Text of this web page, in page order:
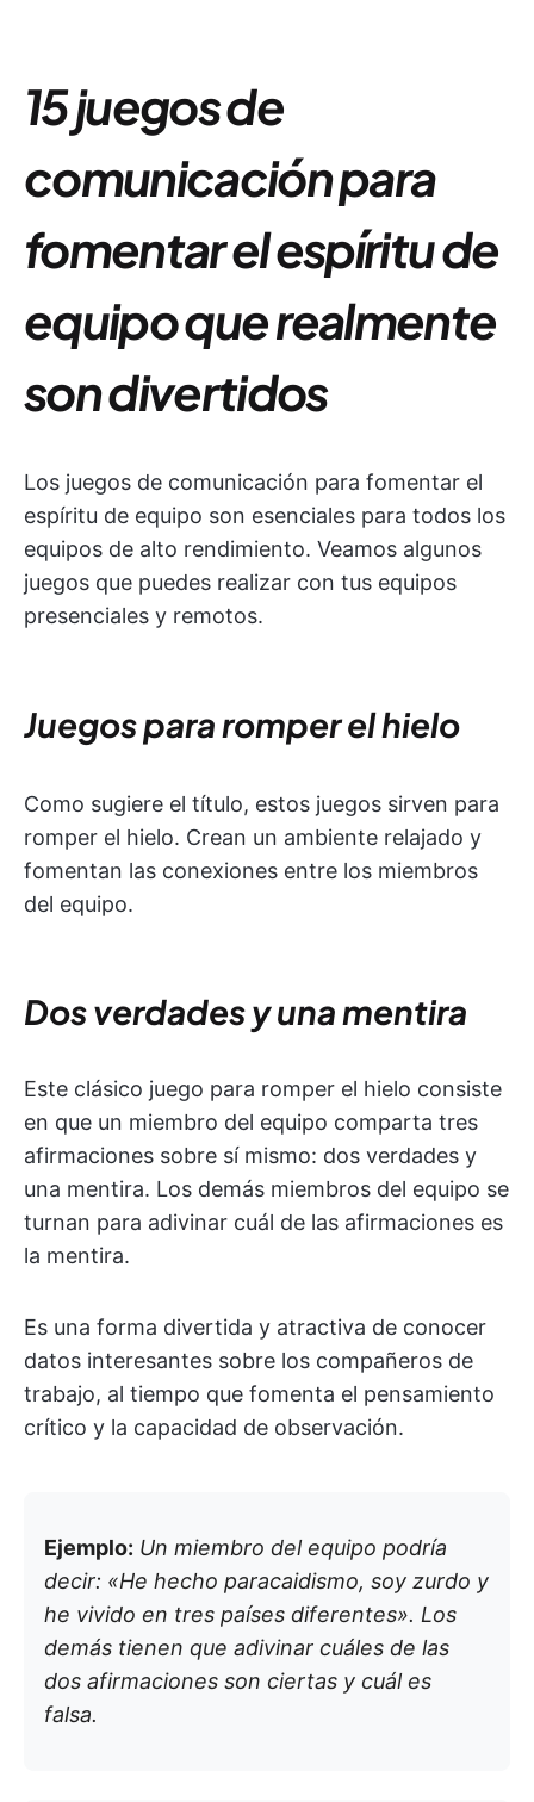
15 juegos de
comunicación para
fomentar el espíritu de
equipo que realmente
son divertidos
Los juegos de comunicación para fomentar el
espíritu de equipo son esenciales para todos los
equipos de alto rendimiento. Veamos algunos
juegos que puedes realizar con tus equipos
presenciales y remotos.
Juegos para romper el hielo
Como sugiere el título, estos juegos sirven para
romper el hielo. Crean un ambiente relajado y
fomentan las conexiones entre los miembros
del equipo.
Dos verdades y una mentira
Este clásico juego para romper el hielo consiste
en que un miembro del equipo comparta tres
afirmaciones sobre sí mismo: dos verdades y
una mentira. Los demás miembros del equipo se
turnan para adivinar cuál de las afirmaciones es
la mentira.
Es una forma divertida y atractiva de conocer
datos interesantes sobre los compañeros de
trabajo, al tiempo que fomenta el pensamiento
crítico y la capacidad de observación.
Ejemplo: Un miembro del equipo podría
decir: «He hecho paracaidismo, soy zurdo y
he vivido en tres países diferentes». Los
demás tienen que adivinar cuáles de las
dos afirmaciones son ciertas y cuál es
falsa.